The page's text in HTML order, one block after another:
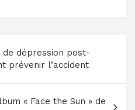
de dépression post-
prévenir l’accident
« Face the Sun » de